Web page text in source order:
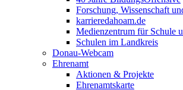
Forschung, Wissenschaft
karrieredahoam.de
Medienzentrum für Schule
Schulen im Landkreis
Donau-Webcam
Ehrenamt
Aktionen & Projekte
Ehrenamtskarte